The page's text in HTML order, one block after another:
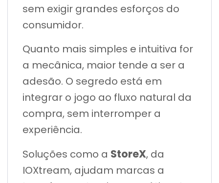
sem exigir grandes esforços do
consumidor.
Quanto mais simples e intuitiva for
a mecânica, maior tende a ser a
adesão. O segredo está em
integrar o jogo ao fluxo natural da
compra, sem interromper a
experiência.
Soluções como a StoreX, da
IOXtream, ajudam marcas a